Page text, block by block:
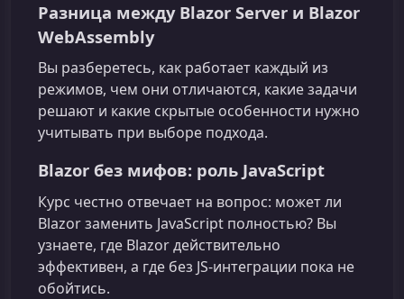
Разница между Blazor Server и Blazor
WebAssembly
Вы разберетесь, как работает каждый из
режимов, чем они отличаются, какие задачи
решают и какие скрытые особенности нужно
учитывать при выборе подхода.
Blazor без мифов: роль JavaScript
Курс честно отвечает на вопрос: может ли
Blazor заменить JavaScript полностью? Вы
узнаете, где Blazor действительно
эффективен, а где без JS‑интеграции пока не
обойтись.